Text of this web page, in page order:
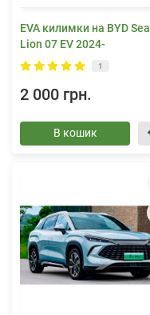
EVA килимки на BYD Sea
Lion 07 EV 2024-
1
2 000 грн.
В кошик